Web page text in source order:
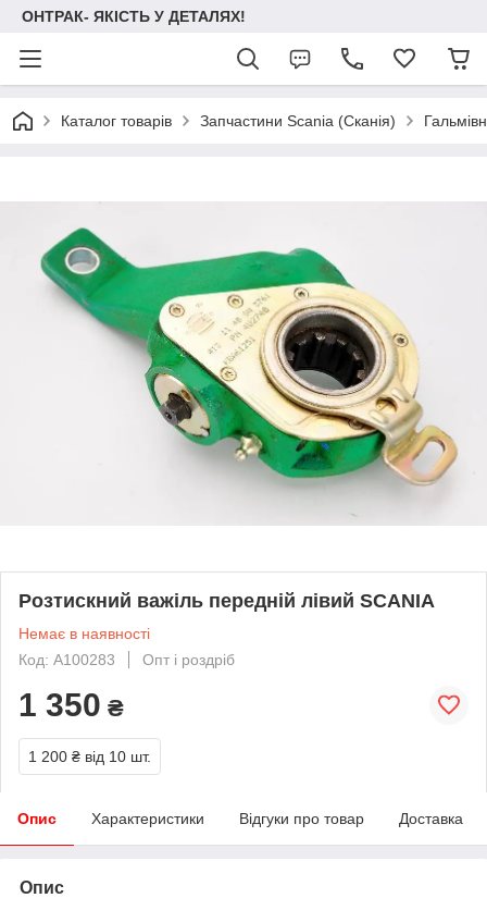
ОНТРАК- ЯКІСТЬ У ДЕТАЛЯХ!
Каталог товарів Запчастини Scania (Сканія)
Розтискний важіль передній лівий SCANIA
Немає в наявності
Код: A100283
Опт і роздріб
1 350 ₴
1 200 ₴ від 10 шт.
Опис Характеристики Відгуки про товар Доставка
Опис